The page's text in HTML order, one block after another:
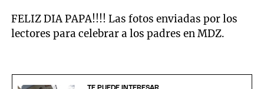
FELIZ DIA PAPA!!!! Las fotos enviadas por los
lectores para celebrar a los padres en MDZ.